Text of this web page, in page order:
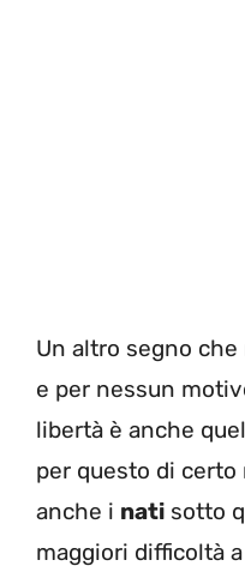
Un altro segno che
e per nessun
libertà è anche
per questo di
anche i nati sotto
maggiori difficoltà